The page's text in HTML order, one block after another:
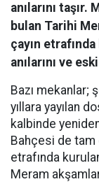
anılarını
bulan Tarihi
çayın
anılarını ve
Bazı mekanlar;
yıllara yayılan
kalbinde
Bahçesi de tam
etrafında
Meram